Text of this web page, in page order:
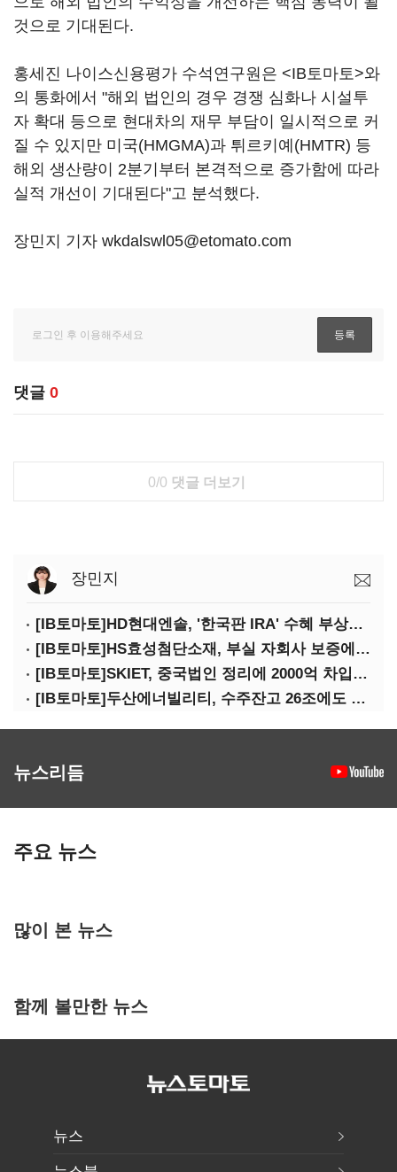
것으로 기대된다.
홍세진 나이스신용평가 수석연구원은 <IB토마토>와
의 통화에서 "해외 법인의 경우 경쟁 심화나 시설투
자 확대 등으로 현대차의 재무 부담이 일시적으로 커
질 수 있지만 미국(HMGMA)과 튀르키예(HMTR) 등
해외 생산량이 2분기부터 본격적으로 증가함에 따라
실적 개선이 기대된다"고 분석했다.
장민지 기자 wkdalswl05@etomato.com
댓글 0
0/0 댓글 더보기
장민지
[IB토마토]HD현대엔솔, '한국판 IRA' 수혜 부상…세액공제 선택이 변수
[IB토마토]HS효성첨단소재, 부실 자회사 보증에 해외 사업까지…부담 '가중'
[IB토마토]SKIET, 중국법인 정리에 2000억 차입…재무부담 더 커졌다
[IB토마토]두산에너빌리티, 수주잔고 26조에도 현금 압박…단기빚 4조 돌파
뉴스리듬
주요 뉴스
많이 본 뉴스
함께 볼만한 뉴스
뉴스